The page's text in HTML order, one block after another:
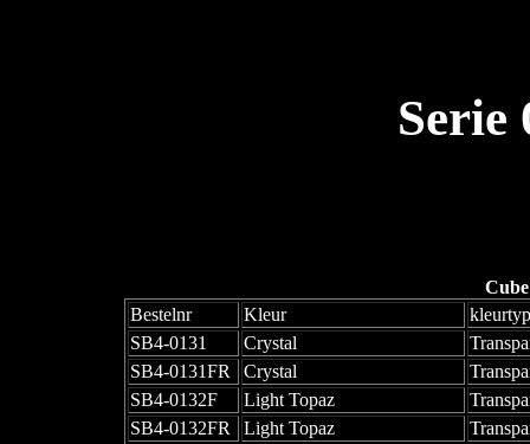
Serie
Bestelnr
Kleur
SB4-0131
Crystal
SB4-0131FR
Crystal
SB4-0132F
Light Topaz
SB4-0132FR
Light Topaz